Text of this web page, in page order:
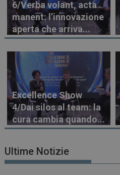
6/Verba volant, acta
manent: l’innovazione
aperta che arriva...
Excellence Show
4/Dai silos al team: la
cura cambia quando...
Ultime Notizie